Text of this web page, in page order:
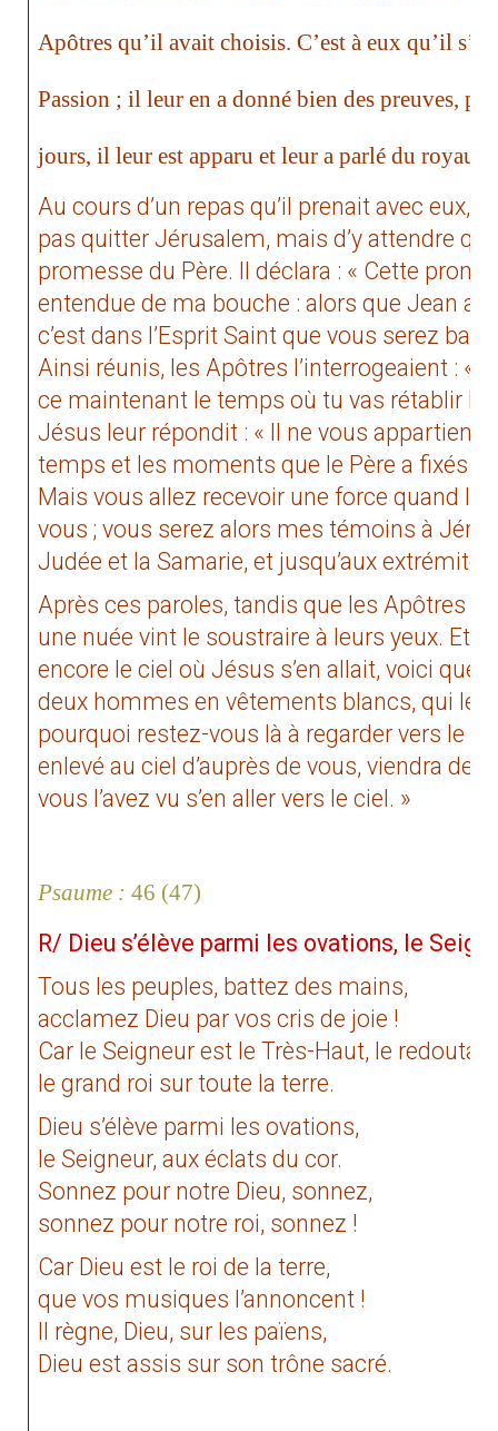
Apôtres qu’il avait choisis. C’est à eux qu’il
Passion ; il leur en a donné bien des preuves,
jours, il leur est apparu et leur a parlé du
Au cours d’un repas qu’il prenait avec eux, il
pas quitter Jérusalem, mais d’y attendre
promesse du Père. Il déclara : « Cette
entendue de ma bouche : alors que Jean a
c’est dans l’Esprit Saint que vous serez
Ainsi réunis, les Apôtres l’interrogeaient : «
ce maintenant le temps où tu vas rétablir le
Jésus leur répondit : « Il ne vous appartient
temps et les moments que le Père a fixés
Mais vous allez recevoir une force quand le
vous ; vous serez alors mes témoins à
Judée et la Samarie, et jusqu’aux
Après ces paroles, tandis que les Apôtres le
une nuée vint le soustraire à leurs yeux. Et
encore le ciel où Jésus s’en allait, voici que,
deux hommes en vêtements blancs, qui
pourquoi restez-vous là à regarder vers le
enlevé au ciel d’auprès de vous, viendra de
vous l’avez vu s’en aller vers le ciel. »
Psaume : 46 (47)
R/ Dieu s’élève parmi les ovations, le
Tous les peuples, battez des mains,
acclamez Dieu par vos cris de joie !
Car le Seigneur est le Très-Haut, le
le grand roi sur toute la terre.
Dieu s’élève parmi les ovations,
le Seigneur, aux éclats du cor.
Sonnez pour notre Dieu, sonnez,
sonnez pour notre roi, sonnez !
Car Dieu est le roi de la terre,
que vos musiques l’annoncent !
Il règne, Dieu, sur les païens,
Dieu est assis sur son trône sacré.